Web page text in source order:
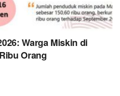
Warga Miskin di
Orang